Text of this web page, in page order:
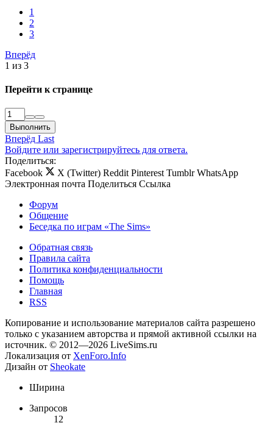
1
2
3
Вперёд
1 из 3
Перейти к странице
Выполнить
Вперёд Last
Войдите или зарегистрируйтесь для ответа.
Поделиться:
Facebook
X (Twitter) Reddit Pinterest Tumblr WhatsApp
Электронная почта Поделиться Ссылка
Форум
Общение
Беседка по играм «The Sims»
Обратная связь
Правила сайта
Политика конфиденциальности
Помощь
Главная
RSS
Копирование и использование материалов сайта разрешено
только с указанием авторства и прямой активной ссылки на
источник. © 2012—2026 LiveSims.ru
Локализация от XenForo.Info
Дизайн от Sheokate
Ширина
Запросов
12